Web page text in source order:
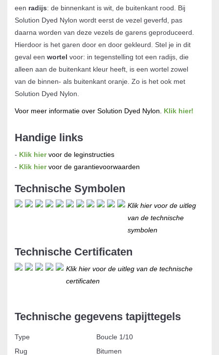
een radijs: de binnenkant is wit, de buitenkant rood. Bij
Solution Dyed Nylon wordt eerst de vezel geverfd, pas
daarna worden van deze vezels de garens geproduceerd.
Hierdoor is het garen door en door gekleurd. Stel je in dit
geval een wortel voor: in tegenstelling tot een radijs, die
alleen aan de buitenkant kleur heeft, is een wortel zowel
van de binnen- als buitenkant oranje. Zo is het ook met
Solution Dyed Nylon.
Voor meer informatie over Solution Dyed Nylon. Klik hier!
Handige links
- Klik hiervoor de leginstructies
- Klik hiervoor de garantievoorwaarden
Technische Symbolen
Klik hier voor de uitleg
van de technische
symbolen
Technische Certificaten
Klik hier voor de uitleg van de technische
certificaten
Technische gegevens tapijttegels
Type
Boucle 1/10
Rug
Bitumen